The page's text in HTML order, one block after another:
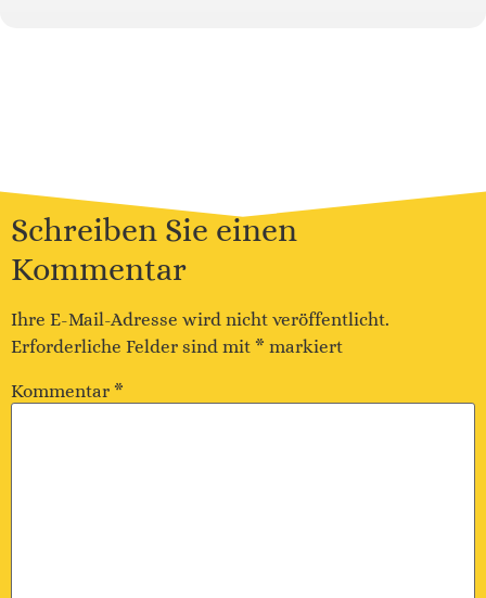
Schreiben Sie einen
Kommentar
Ihre E-Mail-Adresse wird nicht veröffentlicht.
Erforderliche Felder sind mit * markiert
Kommentar *